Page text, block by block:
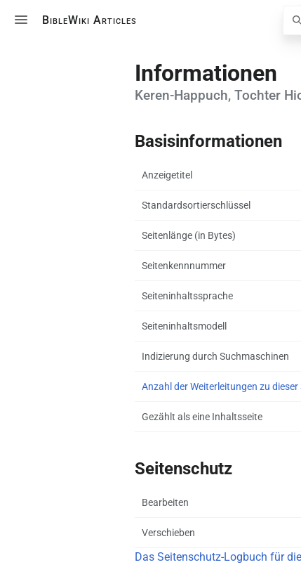
BibleWiki Articles
Informationen
Keren-Happuch, Tochter
Basisinformationen
Anzeigetitel
Standardsortierschlüssel
Seitenlänge (in Bytes)
Seitenkennnummer
Seiteninhaltssprache
Seiteninhaltsmodell
Indizierung durch Suchmaschinen
Anzahl der Weiterleitungen zu dieser
Gezählt als eine Inhaltsseite
Seitenschutz
Bearbeiten
Verschieben
Das Seitenschutz-Logbuch für